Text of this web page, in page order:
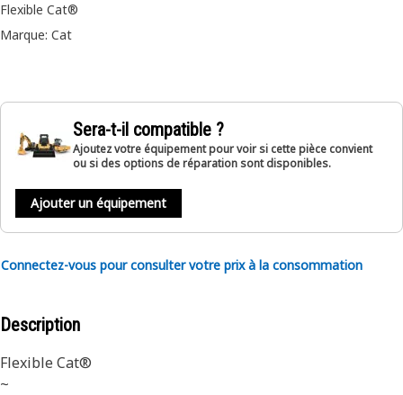
Flexible Cat®
Marque: Cat
Sera-t-il compatible ?
Ajoutez votre équipement pour voir si cette pièce convient
ou si des options de réparation sont disponibles.
Ajouter un équipement
Connectez-vous pour consulter votre prix à la consommation
Description
Flexible Cat®
~